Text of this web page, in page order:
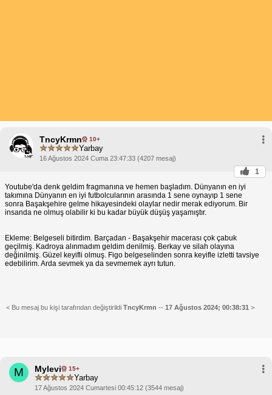
TncyKrmn 10+
Yarbay
16 Ağustos 2024 Cuma 23:47:33 (4207 mesaj)
1
Youtube'da denk geldim fragmanına ve hemen başladım. Dünyanın en iyi
takımına Dünyanın en iyi futbolcularının arasında 1 sene oynayıp 1 sene
sonra Başakşehire gelme hikayesindeki olaylar nedir merak ediyorum. Bir
insanda ne olmuş olabilir ki bu kadar büyük düşüş yaşamıştır.
Ekleme: Belgeseli bitirdim. Barçadan - Başakşehir macerası çok çabuk
geçilmiş. Kadroya alınmadım geldim denilmiş. Berkay ve silah olayına
değinilmiş. Güzel keyifli olmuş. Figo belgeselinden sonra keyifle izletti tavsiye
edebilirim. Arda sevmek ya da sevmemek ayrı tutun.
< Bu mesaj bu kişi tarafından değiştirildi TncyKrmn -- 17 Ağustos 2024; 00:38:31 >
M Mylevi 15+
Yarbay
17 Ağustos 2024 Cumartesi 00:45:12 (3544 mesaj)